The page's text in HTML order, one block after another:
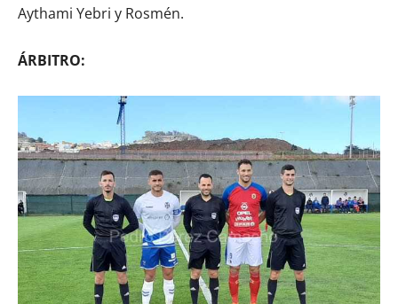
Aythami Yebri y Rosmén.
ÁRBITRO: